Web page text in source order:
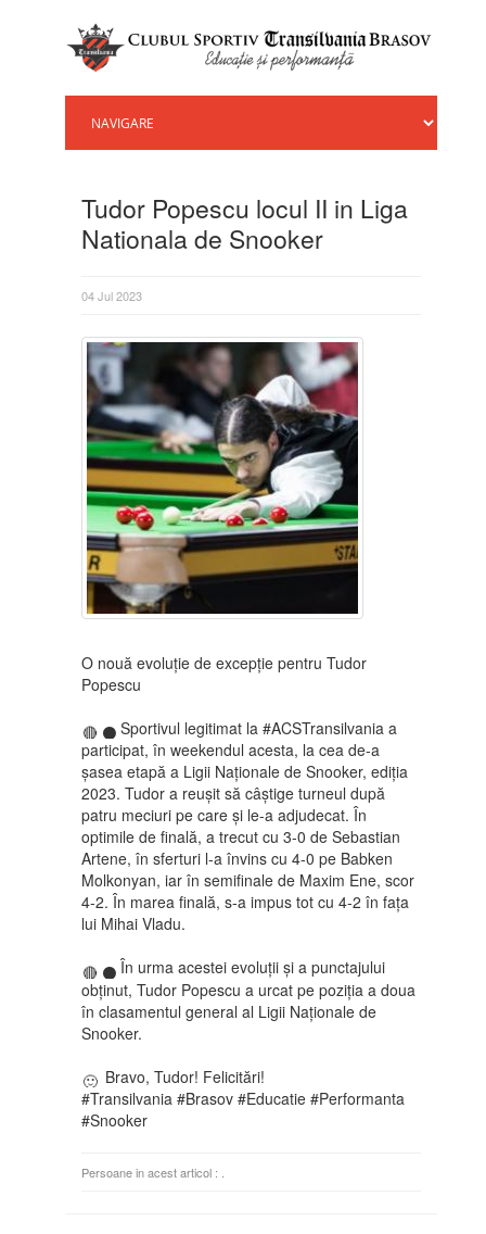
Tudor Popescu locul II in Liga
Nationala de Snooker
04 Jul 2023
O nouă evoluție de excepție pentru Tudor
Popescu
Sportivul legitimat la#ACSTransilvania a
participat, în weekendul acesta, la cea de-a
șasea etapă a Ligii Naționale de Snooker, ediția
2023. Tudor a reușit să câștige turneul după
patru meciuri pe care și le-a adjudecat. În
optimile de finală, a trecut cu 3-0 de Sebastian
Artene, în sferturi l-a învins cu 4-0 pe Babken
Molkonyan, iar în semifinale de Maxim Ene, scor
4-2. În marea finală, s-a impus tot cu 4-2 în fața
lui Mihai Vladu.
În urma acestei evoluții și a punctajului
obținut, Tudor Popescu a urcat pe poziția a doua
în clasamentul general al Ligii Naționale de
Snooker.
Bravo, Tudor! Felicitări!
#Transilvania #Brasov #Educatie #Performanta
#Snooker
Persoane in acest articol : .